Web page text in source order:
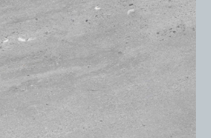
TIN SỰ KIỆN
TIN CHUYÊN MÔN
LIÊN HỆ - TƯ